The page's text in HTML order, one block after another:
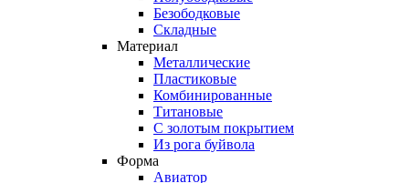
Безободковые
Складные
Материал
Металлические
Пластиковые
Комбинированные
Титановые
С золотым покрытием
Из рога буйвола
Форма
Авиатор